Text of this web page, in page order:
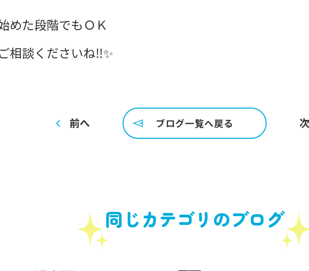
めた段階でもＯＫ
相談くださいね‼️✨
前へ ブログ一覧へ戻る
同じカテゴリのブログ